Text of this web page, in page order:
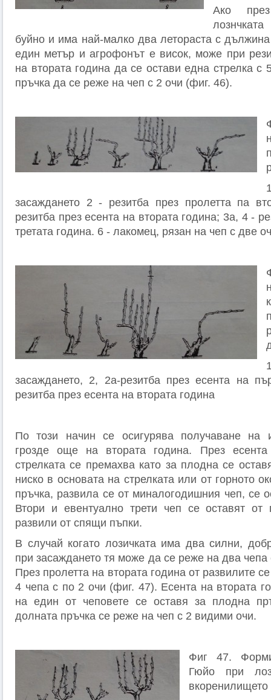
Ако
буйно и има най-малко два летораста с
един метър и агрофонът е висок, може при
на втората година да се остави една стрелка с
пръчка да се реже на чеп с 2 очи (фиг. 46).
засаждането 2 - резитба през пролетта па
резитба през есента на втората година; 3а, 4 -
третата година. 6 - лакомец, рязан на чеп с две
засаждането, 2, 2а-резитба през есента на
резитба през есента на втората година
По този начин се осигурява получаване на
грозде още на втората година. През
стрелката се премахва като за плодна се
ниско в основата на стрелката или от горното
пръчка, развила се от миналогодишния чеп, се
Втори и евентуално трети чеп се оставят от
развили от спящи пъпки.
В случай когато лозичката има два силни,
при засаждането тя може да се реже на два
През пролетта на втората година от развилите
4 чепа с по 2 очи (фиг. 47). Есента на втората
на един от чеповете се оставя за плодна
долната пръчка се реже на чеп с 2 видими очи.
Фиг 47.
Гюйо при